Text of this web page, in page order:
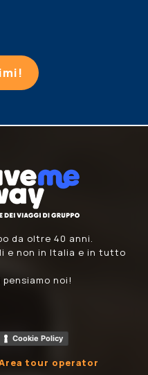
da oltre 40 anni.
e non in Italia e in tutto
noi!
Cookie Policy
tour operator